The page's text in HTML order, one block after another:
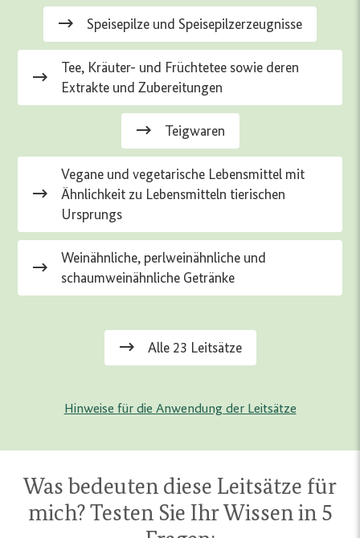
Speisepilze und Speisepilzerzeugnisse
Tee, Kräuter- und Früchtetee sowie deren
Extrakte und Zubereitungen
Teigwaren
Vegane und vegetarische Lebensmittel mit
Ähnlichkeit zu Lebensmitteln tierischen
Ursprungs
Weinähnliche, perlweinähnliche und
schaumweinähnliche Getränke
Alle 23 Leitsätze
Hinweise für die Anwendung der Leitsätze
Was bedeuten diese Leitsätze für
mich? Testen Sie Ihr Wissen in 5